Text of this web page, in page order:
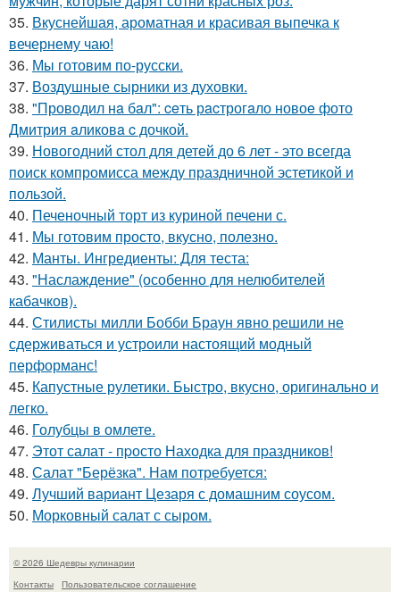
35. Вкуснейшая, ароматная и красивая выпечка к
вечернему чаю!
36. Мы готовим по-русски.
37. Воздушные сырники из духовки.
38. "Проводил нa бaл": ceть рacтрогaло новоe фото
Дмитрия aликовa c дочкой.
39. Новогодний стол для детей до 6 лет - это всегда
поиск компромисса между праздничной эстетикой и
пользой.
40. Печеночный торт из куриной печени с.
41. Мы готовим просто, вкусно, полезно.
42. Манты. Ингредиенты: Для теста:
43. "Наслаждение" (особенно для нелюбителей
кабачков).
44. Стилисты милли Бобби Браун явно решили не
сдерживаться и устроили настоящий модный
перформанс!
45. Капустные рулетики. Быстро, вкусно, оригинально и
легко.
46. Голубцы в омлете.
47. Этот салат - пpосто Находка для пpаздников!
48. Салат "Берёзка". Нам потребуется:
49. Лучший вариант Цезаря с домашним соусом.
50. Морковный салат с сыром.
© 2026 Шедевры кулинарии
Контакты
Пользовательское соглашение